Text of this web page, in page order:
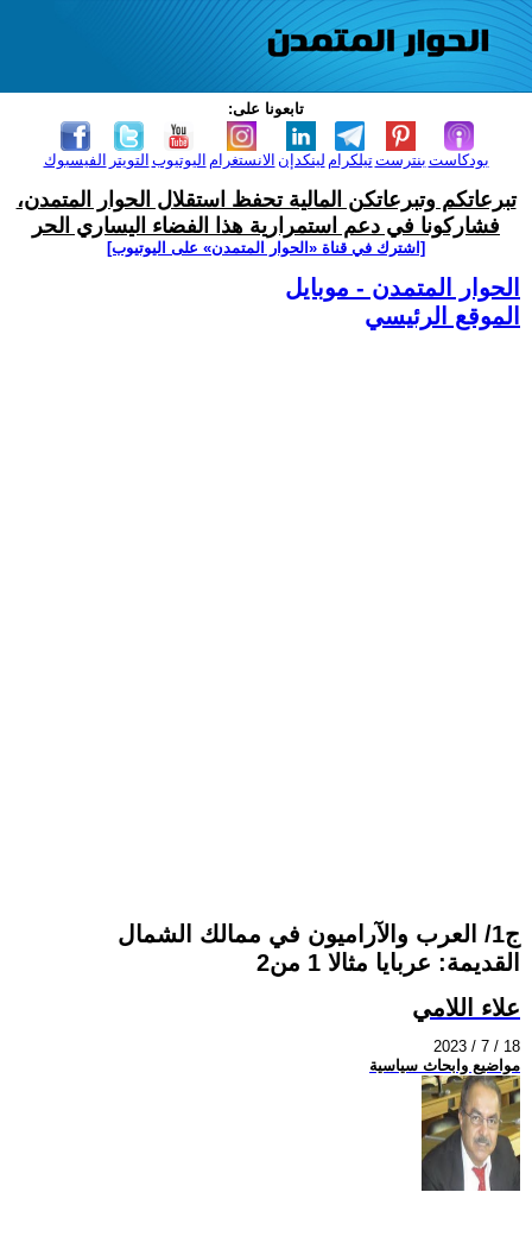
تابعونا على:
الفيسبوك التويتر اليوتيوب الانستغرام لينكدإن تيلكرامبنترست بودكاست
تبرعاتكم وتبرعاتكن المالية تحفظ استقلال الحوار المتمدن،
فشاركونا في دعم استمرارية هذا الفضاء اليساري الحر
[اشترك في قناة ‫«الحوار المتمدن» على اليوتيوب]
الحوار المتمدن - موبايل
الموقع الرئيسي
ج1/ العرب والآراميون في ممالك الشمال
القديمة: عربايا مثالا 1 من2
علاء اللامي
2023 / 7 / 18
مواضيع وابحاث سياسية